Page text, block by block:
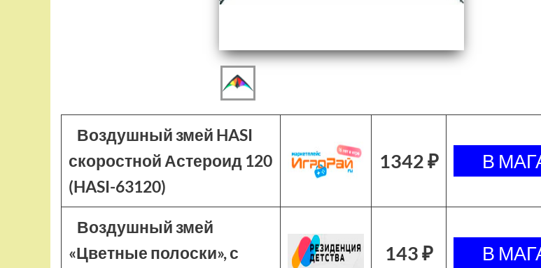
Воздушный змей HASI
скоростной Астероид 120
(HASI-63120)
1342 ₽
Воздушный змей
«Цветные полоски», с
143 ₽